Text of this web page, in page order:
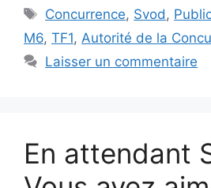
Étiquettes
Concurrence, Svod,
M6, TF1, Autorité de la
Laisser un commentaire
En attendant